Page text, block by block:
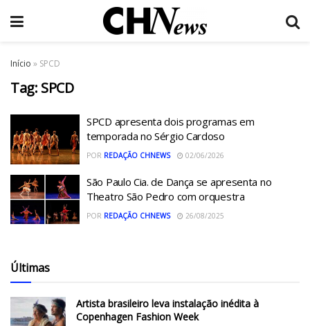
Início » SPCD
Tag: SPCD
SPCD apresenta dois programas em
temporada no Sérgio Cardoso
POR REDAÇÃO CHNEWS 02/06/2026
São Paulo Cia. de Dança se apresenta no
Theatro São Pedro com orquestra
POR REDAÇÃO CHNEWS 26/08/2025
Últimas
Artista brasileiro leva instalação inédita à
Copenhagen Fashion Week